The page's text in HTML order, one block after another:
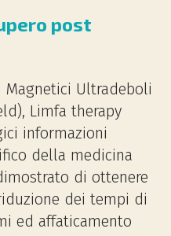
post
Magnetici Ultradeboli
Limfa therapy
informazioni
della medicina
di ottenere
dei tempi di
ed affaticamento